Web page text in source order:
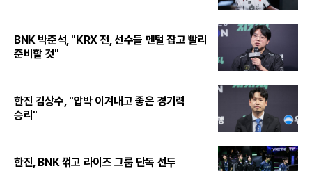
BNK 박준석, "KRX 전, 선수들 멘털 잡고 빨리
준비할 것"
한진 김상수, "압박 이겨내고 좋은 경기력
승리"
한진, BNK 꺾고 라이즈 그룹 단독 선두